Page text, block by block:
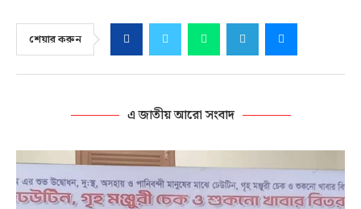
শেয়ার করুন
এ জাতীয় আরো সংবাদ